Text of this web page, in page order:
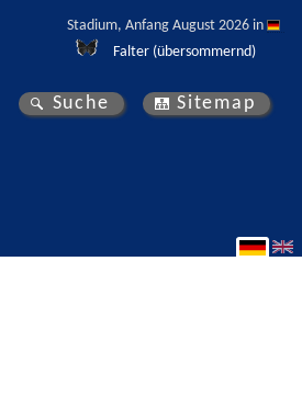
Stadium, Anfang August 2026 in
Falter (übersommernd)
Suche Sitemap